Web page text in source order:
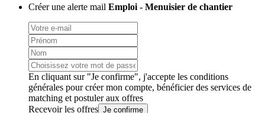
Créer une alerte mail Emploi - Menuisier de chantier
En cliquant sur "Je confirme", j'accepte les conditions
générales pour créer mon compte, bénéficier des services de
matching et postuler aux offres
Recevoir les offres Je confirme